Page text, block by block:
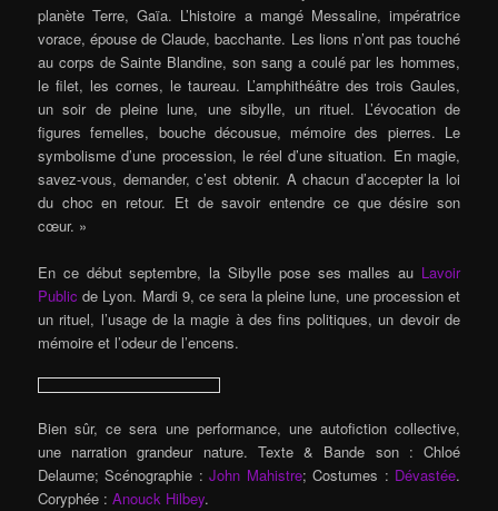
planète Terre, Gaïa. L’histoire a mangé Messaline, impératrice
vorace, épouse de Claude, bacchante. Les lions n’ont pas touché
au corps de Sainte Blandine, son sang a coulé par les hommes,
le filet, les cornes, le taureau. L’amphithéâtre des trois Gaules,
un soir de pleine lune, une sibylle, un rituel. L’évocation de
figures femelles, bouche décousue, mémoire des pierres. Le
symbolisme d’une procession, le réel d’une situation. En magie,
savez-vous, demander, c’est obtenir. A chacun d’accepter la loi
du choc en retour. Et de savoir entendre ce que désire son
cœur. »
En ce début septembre, la Sibylle pose ses malles au Lavoir
Public de Lyon. Mardi 9, ce sera la pleine lune, une procession et
un rituel, l’usage de la magie à des fins politiques, un devoir de
mémoire et l’odeur de l’encens.
Bien sûr, ce sera une performance, une autofiction collective,
une narration grandeur nature. Texte & Bande son : Chloé
Delaume; Scénographie :John Mahistre; Costumes : Dévastée.
Coryphée :Anouck Hilbey.